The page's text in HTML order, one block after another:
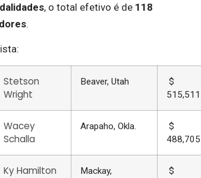
, o total efetivo é de 118
.
Stetson
Wright
Beaver, Utah
$
515,511
Wacey
Schalla
Arapaho, Okla.
$
488,705
Ky Hamilton
Mackay,
$